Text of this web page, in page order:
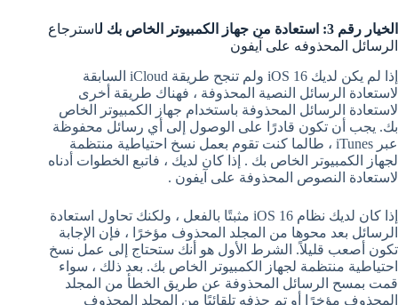
الخيار رقم 3: استعادة من جهاز الكمبيوتر الخاص بك ل
استرجاع
الرسائل المحذوفه على آيفون
إذا لم يكن لديك iOS 16 ولم تنجح طريقة iCloud السابقة
لاستعادة الرسائل النصية المحذوفة ، فهناك طريقة أخرى
لاستعادة الرسائل المحذوفة باستخدام جهاز الكمبيوتر الخاص
بك. يجب أن تكون قادرًا على الوصول إلى أي رسائل محفوظة
عبر iTunes ، طالما كنت تقوم بعمل نسخ احتياطية منتظمة
لجهاز الكمبيوتر الخاص بك . إذا كان لديك ، فاتبع الخطوات أدناه
لاستعادة النصوص المحذوفة على آيفون .
إذا كان لديك نظام iOS 16 مثبتًا بالفعل ، ولكنك تحاول استعادة
الرسائل بعد محوها من المجلد المحذوف مؤخرًا ، فإن الإجابة
تكون أصعب قليلاً. الشرط الأول هو أنك ستحتاج إلى عمل نسخ
احتياطية منتظمة لجهاز الكمبيوتر الخاص بك. بعد ذلك ، سواء
قمت بمسح الرسائل المحذوفة عن طريق الخطأ من المجلد
المحذوف مؤخرًا أو تم حذفه تلقائيًا من المجلد المحذوف